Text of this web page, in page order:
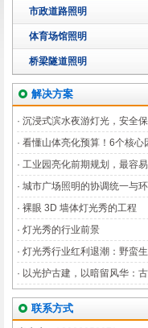
市政道路照明
体育场馆照明
桥梁隧道照明
解决方案
· 沉浸式滨水夜游灯光，安全
· 看懂山体亮化预算！6个核心
· 工业园亮化前期规划，最容
· 城市广场照明的协调统一与
· 裸眼 3D 墙体灯光秀的工程
· 灯光秀的行业前景
· 灯光秀行业红利退潮：野蛮
· 以光护古建，以暗留风华：
联系方式